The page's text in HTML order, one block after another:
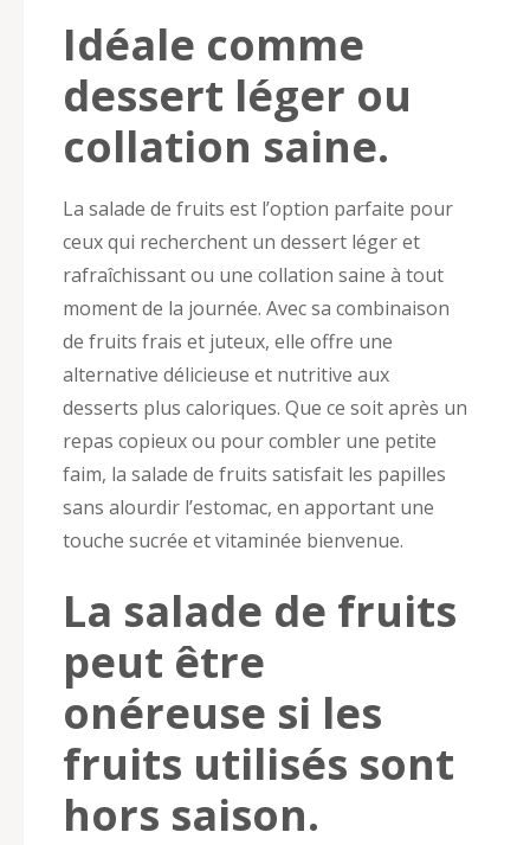
Idéale comme
dessert léger ou
collation saine.
La salade de fruits est l’option parfaite pour
ceux qui recherchent un dessert léger et
rafraîchissant ou une collation saine à tout
moment de la journée. Avec sa combinaison
de fruits frais et juteux, elle offre une
alternative délicieuse et nutritive aux
desserts plus caloriques. Que ce soit après un
repas copieux ou pour combler une petite
faim, la salade de fruits satisfait les papilles
sans alourdir l’estomac, en apportant une
touche sucrée et vitaminée bienvenue.
La salade de fruits
peut être
onéreuse si les
fruits utilisés sont
hors saison.